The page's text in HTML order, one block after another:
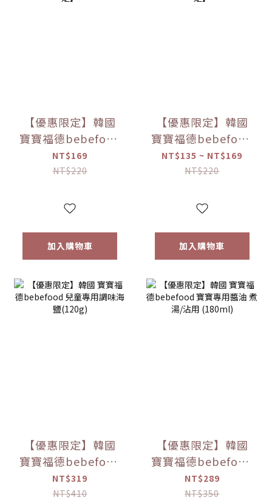
【優惠限定】韓國
寶寶福德bebefood
米餅 原味/蘋果/梨/
紅薯/南瓜 (20g)
NT$169
NT$220
加入購物車
【優惠限定】韓國
寶寶福德bebefood
糙米餅 磨牙餅乾 蔬
菜/水果 (25g) 【優
NT$135 ~ NT$169
NT$220
加入購物車
【優惠限定】韓國
寶寶福德bebefood
兒童專用調味海鹽
(120g)
NT$319
NT$410
【優惠限定】韓國
寶寶福德bebefood
寶寶專用醬油 煮湯/
沾用 (180ml)
NT$289
NT$350